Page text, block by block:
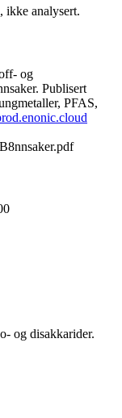
ikke analysert.
og
Publisert
PFAS,
og disakkarider.